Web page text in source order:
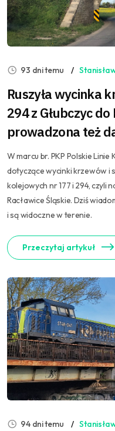
93 dni temu
Ruszyła wycinka
294 z Głubczyc
prowadzona też
W marcu br. PKP Polskie
dotyczące wycinki krzewów i
kolejowych nr 177 i 294, czyli
Racławice Śląskie. Dziś
i są widoczne w terenie.
Przeczytaj artykuł
94 dni temu